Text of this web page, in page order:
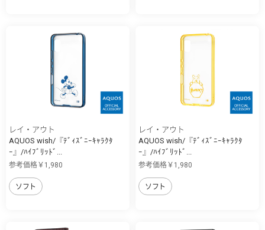
レイ・アウト
AQUOS wish/『ﾃﾞｨｽﾞﾆｰｷｬﾗｸﾀ
ｰ』/ﾊｲﾌﾞﾘｯﾄﾞ...
参考価格￥1,980
ソフト
レイ・アウト
AQUOS wish/『ﾃﾞｨｽﾞﾆｰｷｬﾗｸﾀ
ｰ』/ﾊｲﾌﾞﾘｯﾄﾞ...
参考価格￥1,980
ソフト